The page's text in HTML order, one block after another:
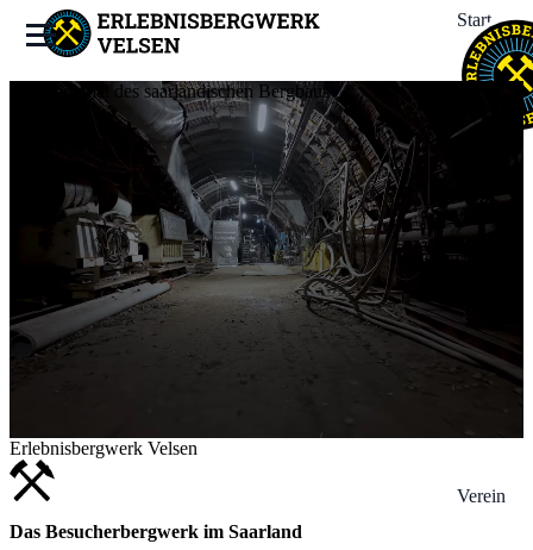
Start
Bergwerk
Erleben
Verein
Ein Denkmal des saarländischen Bergbaus
Erlebnisbergwerk Velsen
Das Besucherbergwerk im Saarland